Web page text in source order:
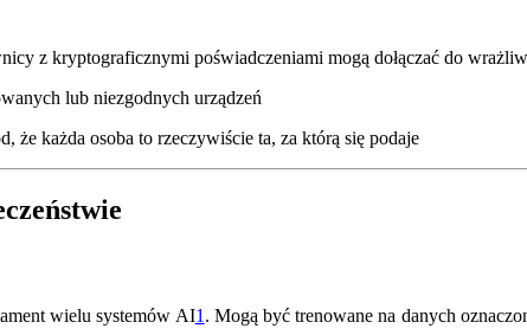
z kryptograficznymi poświadczeniami mogą dołączać do
lub niezgodnych urządzeń
że każda osoba to rzeczywiście ta, za którą się podaje
wielu systemów AI1 . Mogą być trenowane na danych